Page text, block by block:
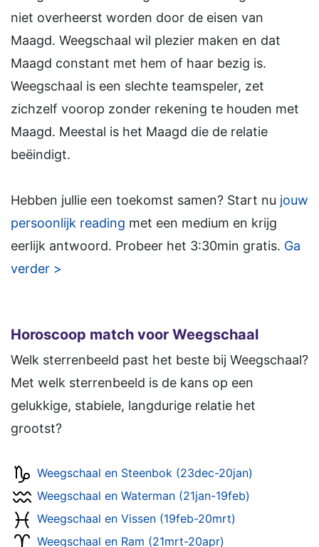
niet overheerst worden door de eisen van
Maagd. Weegschaal wil plezier maken en dat
Maagd constant met hem of haar bezig is.
Weegschaal is een slechte teamspeler, zet
zichzelf voorop zonder rekening te houden met
Maagd. Meestal is het Maagd die de relatie
beëindigt.
Hebben jullie een toekomst samen? Start nu jouw
persoonlijk reading met een medium en krijg
eerlijk antwoord. Probeer het 3:30min gratis. Ga
verder >
Horoscoop match voor Weegschaal
Welk sterrenbeeld past het beste bij Weegschaal?
Met welk sterrenbeeld is de kans op een
gelukkige, stabiele, langdurige relatie het
grootst?
Weegschaal en Steenbok (23dec-20jan)
Weegschaal en Waterman (21jan-19feb)
Weegschaal en Vissen (19feb-20mrt)
Weegschaal en Ram (21mrt-20apr)